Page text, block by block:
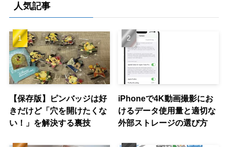
人気記事
【保存版】ピンバッジは好
きだけど「穴を開けたくな
い！」を解決する裏技
iPhoneで4K動画撮影にお
けるデータ使用量と適切な
外部ストレージの選び方